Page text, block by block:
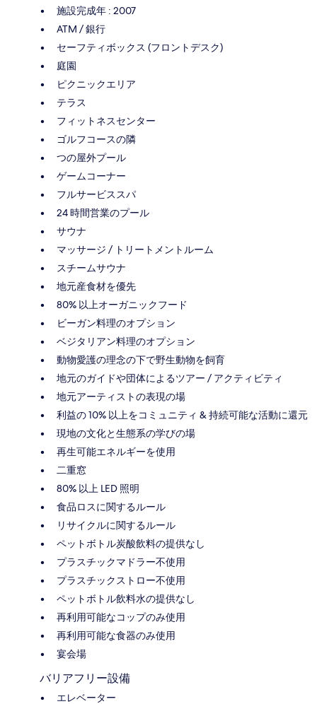
施設完成年 : 2007
ATM / 銀行
セーフティボックス (フロントデスク)
庭園
ピクニックエリア
テラス
フィットネスセンター
ゴルフコースの隣
つの屋外プール
ゲームコーナー
フルサービススパ
24 時間営業のプール
サウナ
マッサージ / トリートメントルーム
スチームサウナ
地元産食材を優先
80% 以上オーガニックフード
ビーガン料理のオプション
ベジタリアン料理のオプション
動物愛護の理念の下で野生動物を飼育
地元のガイドや団体によるツアー / アクティビティ
地元アーティストの表現の場
利益の 10% 以上をコミュニティ & 持続可能な活動に還元
現地の文化と生態系の学びの場
再生可能エネルギーを使用
二重窓
80% 以上 LED 照明
食品ロスに関するルール
リサイクルに関するルール
ペットボトル炭酸飲料の提供なし
プラスチックマドラー不使用
プラスチックストロー不使用
ペットボトル飲料水の提供なし
再利用可能なコップのみ使用
再利用可能な食器のみ使用
宴会場
バリアフリー設備
エレベーター